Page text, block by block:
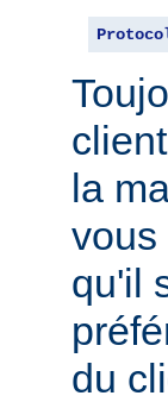
la
vous
qu'il
du